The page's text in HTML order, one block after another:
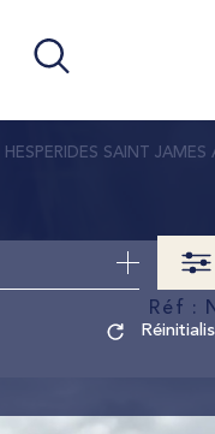
SAINT JAMES
Réf :